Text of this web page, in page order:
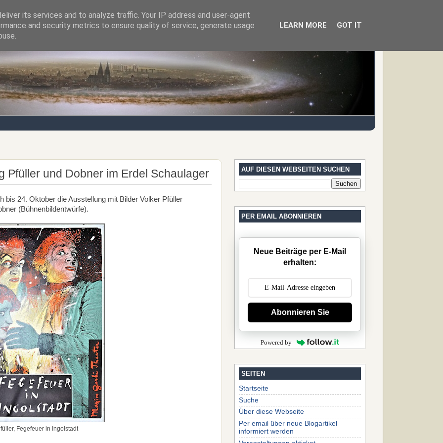
Notizen von der nördlichsten Stadt Italiens
Pfüller und Dobner im Erdel Schaulager
bis 24. Oktober die Ausstellung mit Bilder Volker Pfüller
(Bühnenbildentwürfe).
Fegefeuer in Ingolstadt
AUF DIESEN WEBSEITEN SUCHEN
PER EMAIL ABONNIEREN
Neue Beiträge per E-Mail
erhalten:
Abonnieren Sie
Powered by
SEITEN
Startseite
Suche
Über diese Webseite
Per email über neue Blogartikel
informiert werden
its services and to analyze traffic. Your IP address and user-agent
and security metrics to ensure quality of service, generate usage
LEARN MORE GOT IT